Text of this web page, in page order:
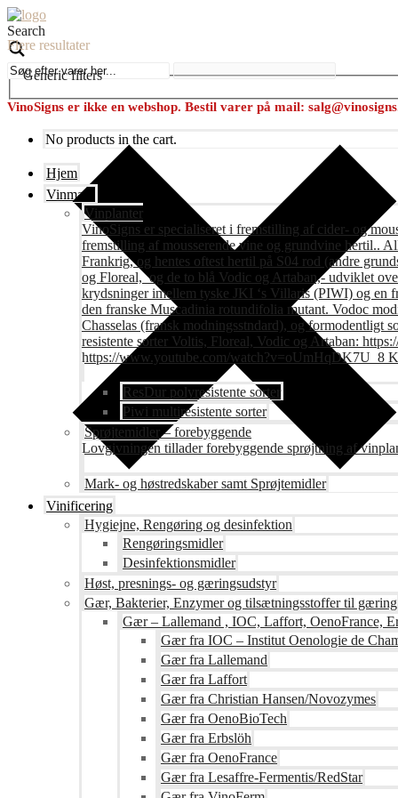
Search
Flere resultater
Generic filters
VinoSigns er ikke en webshop. Bestil varer på mail:
No products in the cart.
Hjem
Vinmark
Vinplanter
VinoSigns er specialiseret i fremstilling af cider- og
fremstilling af mousserende vine og grundvine hertil..
Frankrig, og hentes oftest hertil på S04 rod (andre
og Floreal, og de to blå Vodic og Artaban,- udviklet
krydsninger imellem tyske JKI ‘s Villaris (PIWI) og en
den franske Muscadinia rotundifolia mutant. Vodoc
Chasselas (fransk modningsstndard), og formodentligt
resistente sorter Voltis, Floreal, Vodic og Artaban:
https://www.youtube.com/watch?v=oUmHqDK7U_8
ResDur polyresistente sorter
Piwi multiresistente sorter
Sprøjtemidler – forebyggende
Lovgivningen tillader forebyggende sprøjtning af
Mark- og høstredskaber samt Sprøjtemidler
Vinificering
Hygiejne, Rengøring og desinfektion
Rengøringsmidler
Desinfektionsmidler
Høst, presnings- og gæringsudstyr
Gær, Bakterier, Enzymer og tilsætningsstoffer til gæring
Gær – Lallemand , IOC, Laffort, OenoFrance,
Gær fra IOC – Institut Oenologie de
Gær fra Lallemand
Gær fra Laffort
Gær fra Christian Hansen/Novozymes
Gær fra OenoBioTech
Gær fra Erbslöh
Gær fra OenoFrance
Gær fra Lesaffre-Fermentis/RedStar